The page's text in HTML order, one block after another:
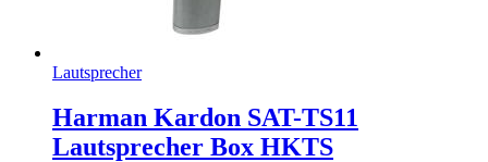
Lautsprecher
Harman Kardon SAT-TS11
Lautsprecher Box HKTS